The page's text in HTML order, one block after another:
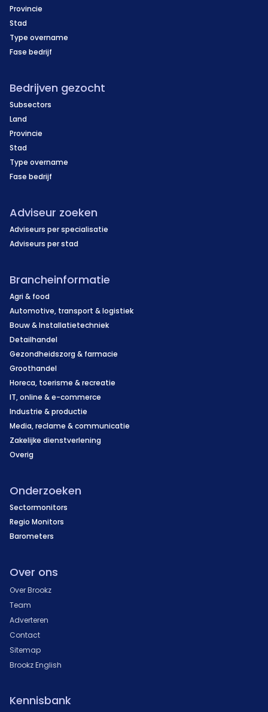
Provincie
Stad
Type overname
Fase bedrijf
Bedrijven gezocht
Subsectors
Land
Provincie
Stad
Type overname
Fase bedrijf
Adviseur zoeken
Adviseurs per specialisatie
Adviseurs per stad
Brancheinformatie
Agri & food
Automotive, transport & logistiek
Bouw & Installatietechniek
Detailhandel
Gezondheidszorg & farmacie
Groothandel
Horeca, toerisme & recreatie
IT, online & e-commerce
Industrie & productie
Media, reclame & communicatie
Zakelijke dienstverlening
Overig
Onderzoeken
Sectormonitors
Regio Monitors
Barometers
Over ons
Over Brookz
Team
Adverteren
Contact
Sitemap
Brookz English
Kennisbank